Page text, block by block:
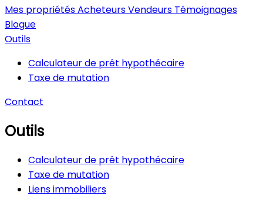
Mes propriétésAcheteursVendeurs Témoignages
Blogue
Outils
Calculateur de prêt hypothécaire
Taxe de mutation
Contact
Outils
Calculateur de prêt hypothécaire
Taxe de mutation
Liens immobiliers